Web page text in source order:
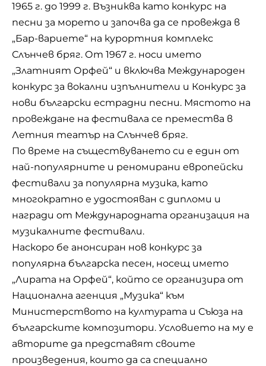
1965 г. до 1999 г. Възниква като конкурс на
песни за морето и започва да се провежда в
„Бар-вариете“ на курортния комплекс
Слънчев бряг. От 1967 г. носи името
„Златният Орфей“ и включва Международен
конкурс за вокални изпълнители и Конкурс за
нови български естрадни песни. Мястото на
провеждане на фестивала се премества в
Летния театър на Слънчев бряг.
По време на съществуването си е един от
най-популярните и реномирани европейски
фестивали за популярна музика, като
многократно е удостояван с дипломи и
награди от Международната организация на
музикалните фестивали.
Наскоро бе анонсиран нов конкурс за
популярна българска песен, носещ името
„Лирата на Орфей“, който се организира от
Национална агенция „Музика“ към
Министерството на културата и Съюза на
българските композитори. Условието на му е
авторите да представят своите
произведения, които да са специално